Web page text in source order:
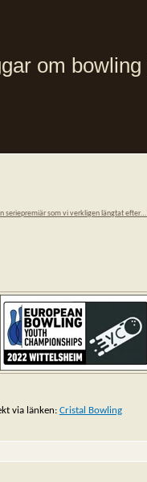
om
seriepremiär som vi verkligen längtat
via länken: Cristal Bowling